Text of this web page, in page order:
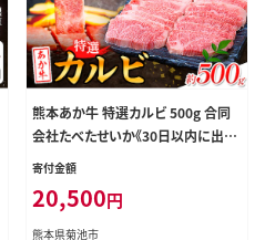
熊本あか牛 特選カルビ 500g 合同
会社たべたせいか《30日以内に出荷
予定(土日祝除く)》熊本県 菊池市 肉
やきにく BBQ バーベキュー 特選 カ
ルビ 熊本県産 冷凍 送料無料---069-
寄付金額
20,500円
熊本県菊池市